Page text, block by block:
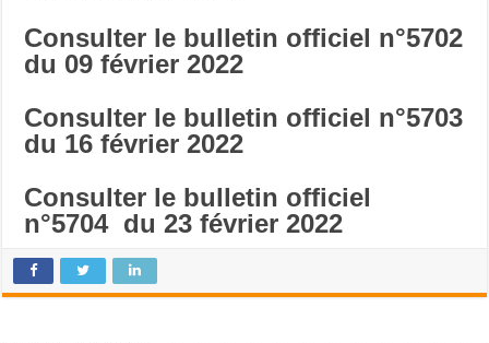
Consulter le bulletin officiel n°5702
du 09 février 2022
Consulter le bulletin officiel n°5703
du 16 février 2022
Consulter le bulletin officiel
n°5704 du 23 février 2022